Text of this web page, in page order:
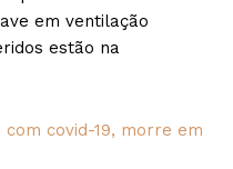
em ventilação
estão na
com covid-19, morre em